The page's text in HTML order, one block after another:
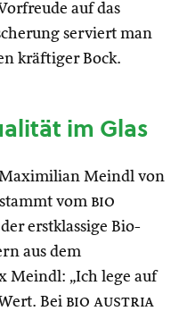
auf das
serviert man
kräftiger Bock.
im Glas
Meindl von
vom bio
erstklassige Bio-
aus dem
Meindl: „Ich lege auf
Bei bio austria